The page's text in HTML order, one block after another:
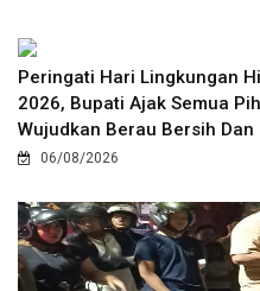
Peringati Hari Lingkungan
2026, Bupati Ajak Semua
Wujudkan Berau Bersih
06/08/2026